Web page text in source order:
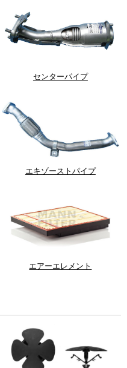
センターパイプ
エキゾーストパイプ
エアーエレメント